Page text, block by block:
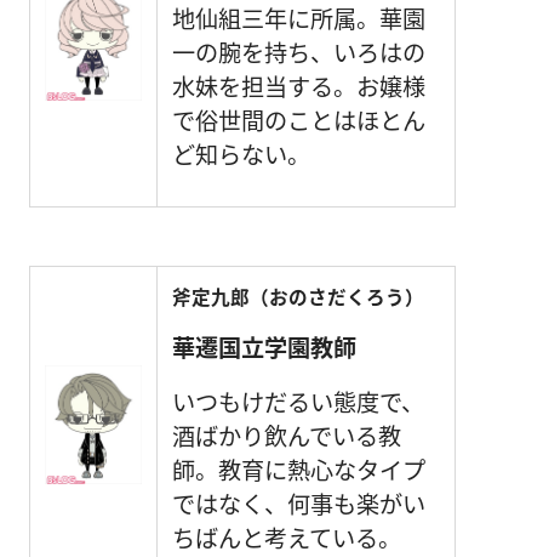
地仙組三年に所属。華園
一の腕を持ち、いろはの
水妹を担当する。お嬢様
で俗世間のことはほとん
ど知らない。
斧定九郎（おのさだくろう）
華遷国立学園教師
いつもけだるい態度で、
酒ばかり飲んでいる教
師。教育に熱心なタイプ
ではなく、何事も楽がい
ちばんと考えている。